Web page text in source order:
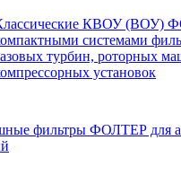
КВОУ (ВОУ)
системами
турбин, роторных
установок
фильтры ФОЛТЕР для